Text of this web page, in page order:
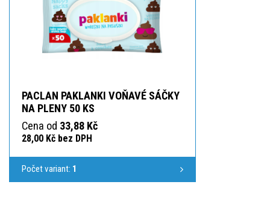
PACLAN PAKLANKI VOŇAVÉ SÁČKY
NA PLENY 50 KS
Cena od 33,88 Kč
28,00 Kč bez DPH
Počet variant: 1